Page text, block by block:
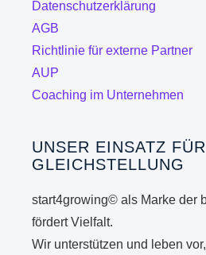
Datenschutzerklärung
AGB
Richtlinie für externe Partner
AUP
Coaching im Unternehmen
UNSER EINSATZ FÜR
GLEICHSTELLUNG
start4growing© als Marke der
fördert Vielfalt.
Wir unterstützen und leben